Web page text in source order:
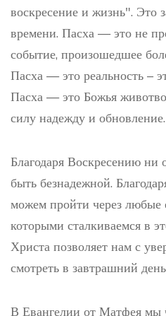
воскресение и жизнь". Это
времени. Пасха — это не
событие, произошедшее
Пасха — это реальность –
Пасха — это Божья
силу надежду и обновление.
Благодаря Воскресению ни
быть безнадежной.
можем пройти через любые
которыми сталкиваемся в
Христа позволяет нам с
смотреть в завтрашний
В Евангелии от Матфея мы